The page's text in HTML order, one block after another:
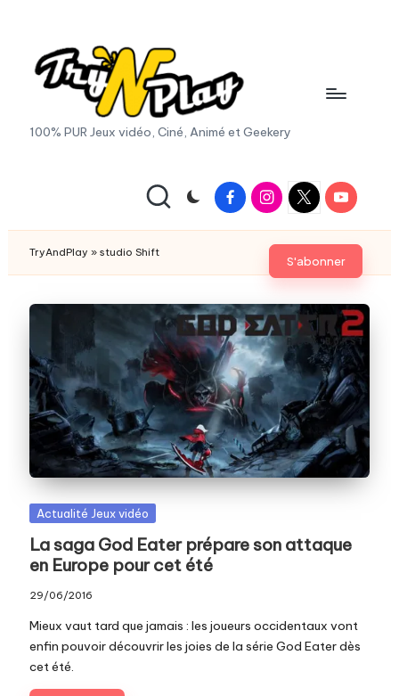
content
T
A
n
P
la
y.
c
o
m
100% PUR Jeux vidéo, Ciné, Animé et Geekery
FacebookInstagram
X
|
Twitter
Youtube
S'abonner
TryAndPlay » studio Shift
Posted
Actualité Jeux vidéo
La saga God Eater prépare son attaque
en Europe pour cet été
29/06/2016
Mieux vaut tard que jamais : les joueurs occidentaux vont
enfin pouvoir découvrir les joies de la série God Eater dès
cet été.